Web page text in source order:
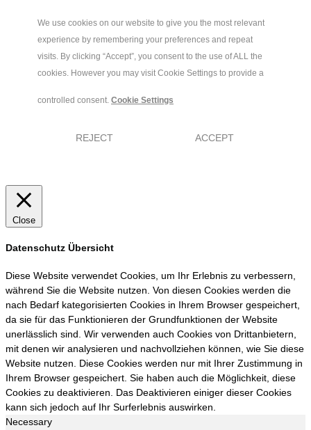
We use cookies on our website to give you the most relevant
experience by remembering your preferences and repeat
visits. By clicking “Accept”, you consent to the use of ALL the
cookies. However you may visit Cookie Settings to provide a
controlled consent. Cookie Settings
REJECT ACCEPT
Close
Datenschutz Übersicht
Diese Website verwendet Cookies, um Ihr Erlebnis zu verbessern,
während Sie die Website nutzen. Von diesen Cookies werden die
nach Bedarf kategorisierten Cookies in Ihrem Browser gespeichert,
da sie für das Funktionieren der Grundfunktionen der Website
unerlässlich sind. Wir verwenden auch Cookies von Drittanbietern,
mit denen wir analysieren und nachvollziehen können, wie Sie diese
Website nutzen. Diese Cookies werden nur mit Ihrer Zustimmung in
Ihrem Browser gespeichert. Sie haben auch die Möglichkeit, diese
Cookies zu deaktivieren. Das Deaktivieren einiger dieser Cookies
kann sich jedoch auf Ihr Surferlebnis auswirken.
Necessary